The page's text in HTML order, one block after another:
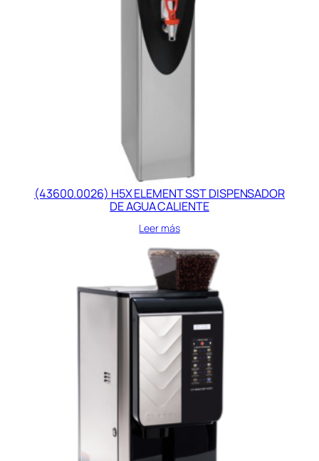
(43600.0026) H5X ELEMENT SST DISPENSADOR
DE AGUA CALIENTE
Leer más